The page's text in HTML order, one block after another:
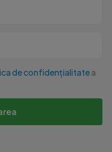
de confidențialitatea